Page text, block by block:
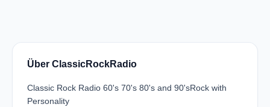
Über ClassicRockRadio
Classic Rock Radio 60's 70's 80's and 90'sRock with
Personality